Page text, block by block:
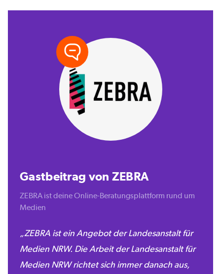
Gastbeitrag von ZEBRA
ZEBRA ist deine Online-Beratungsplattform rund um
Medien
ZEBRA ist ein Angebot der Landesanstalt für
Medien NRW. Die Arbeit der Landesanstalt für
Medien NRW richtet sich immer danach aus,